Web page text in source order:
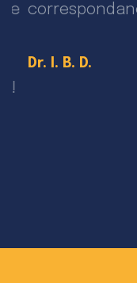
Dr. I. B. D.